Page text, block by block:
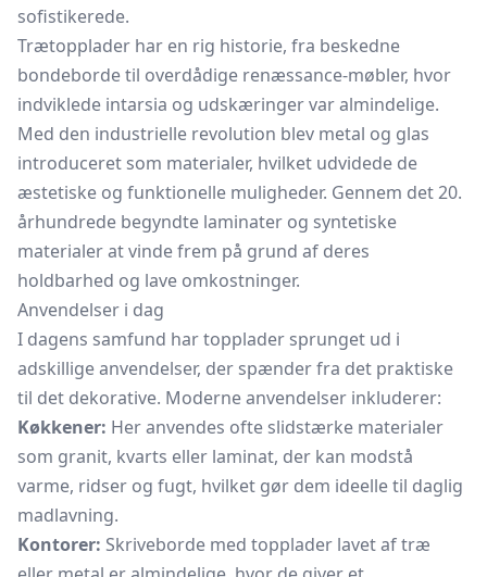
sofistikerede.
Trætopplader har en rig historie, fra beskedne
bondeborde til overdådige renæssance-møbler, hvor
indviklede intarsia og udskæringer var almindelige.
Med den industrielle revolution blev metal og glas
introduceret som materialer, hvilket udvidede de
æstetiske og funktionelle muligheder. Gennem det 20.
århundrede begyndte laminater og syntetiske
materialer at vinde frem på grund af deres
holdbarhed og lave omkostninger.
Anvendelser i dag
I dagens samfund har topplader sprunget ud i
adskillige anvendelser, der spænder fra det praktiske
til det dekorative. Moderne anvendelser inkluderer:
Køkkener: Her anvendes ofte slidstærke materialer
som granit, kvarts eller laminat, der kan modstå
varme, ridser og fugt, hvilket gør dem ideelle til daglig
madlavning.
Kontorer: Skriveborde med topplader lavet af træ